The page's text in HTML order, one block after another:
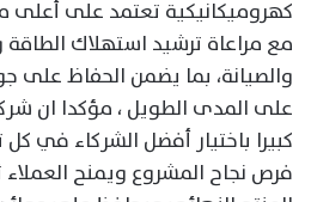
كهروميكانيكية تعتمد على أعلى
مع مراعاة ترشيد استهلاك
والصيانة، بما يضمن الحفاظ على
على المدى الطويل ، مؤكدا ان
كبيرا باختيار أفضل الشركاء في
فرص نجاح المشروع ويمنح